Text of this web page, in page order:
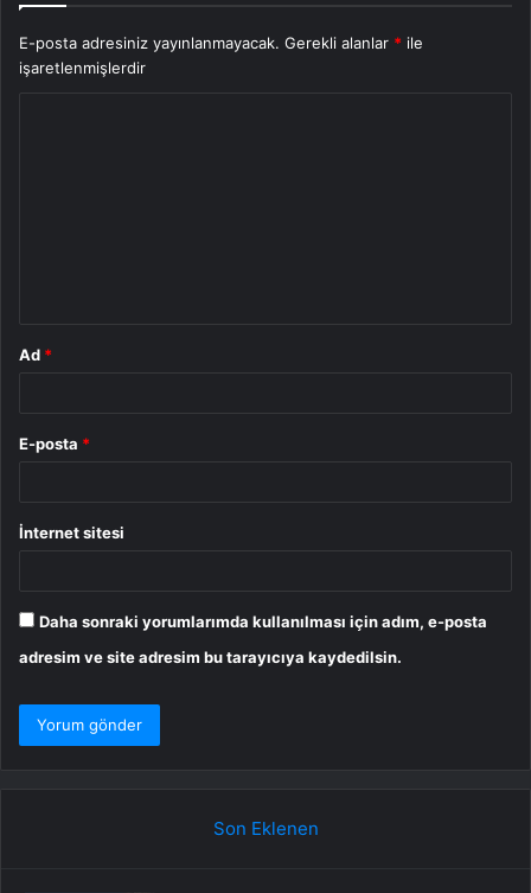
E-posta adresiniz yayınlanmayacak. Gerekli alanlar * ile
işaretlenmişlerdir
Ad *
E-posta *
İnternet sitesi
Daha sonraki yorumlarımda kullanılması için adım, e-posta
adresim ve site adresim bu tarayıcıya kaydedilsin.
Son Eklenen